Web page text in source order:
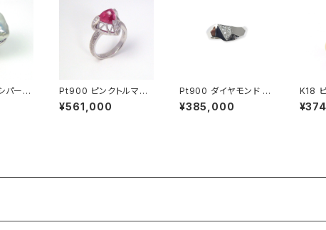
パール
Pt900 ピンクトルマリ
ン ダイヤモンド リング
¥561,000
Pt900 ダイヤモンド ピ
ンキーリング
¥385,000
K18
リング